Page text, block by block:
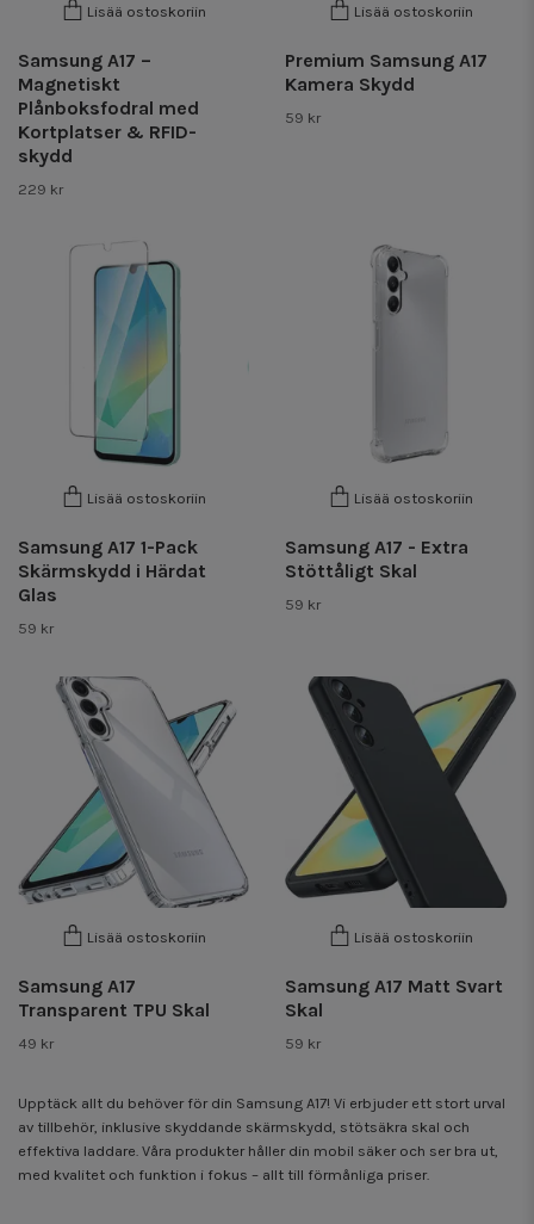
Lisää ostoskoriin
Samsung A17 –
Magnetiskt
Plånboksfodral med
Kortplatser & RFID-
skydd
229 kr
Lisää ostoskoriin
Premium Samsung A17
Kamera Skydd
59 kr
Lisää ostoskoriin
Samsung A17 1-Pack
Skärmskydd i Härdat
Glas
59 kr
Lisää ostoskoriin
Samsung A17 - Extra
Stöttåligt Skal
59 kr
Lisää ostoskoriin
Samsung A17
Transparent TPU Skal
49 kr
Lisää ostoskoriin
Samsung A17 Matt Svart
Skal
59 kr
Upptäck allt du behöver för din Samsung A17! Vi erbjuder ett stort urval
av tillbehör, inklusive skyddande skärmskydd, stötsäkra skal och
effektiva laddare. Våra produkter håller din mobil säker och ser bra ut,
med kvalitet och funktion i fokus – allt till förmånliga priser.